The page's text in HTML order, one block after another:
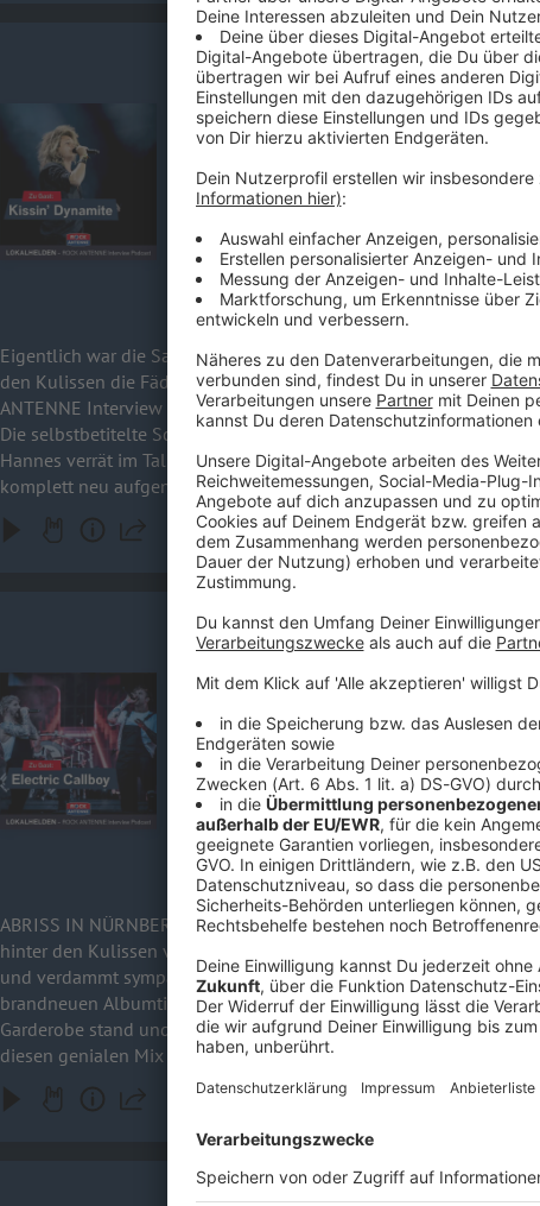
Audiotitel - Hannes Braun / KISSIN DYNAMITE
Hannes Braun / KISSIN DYNAMITE
Eigentlich war die Sache geritzt:
fortan nur noch hinter den Kulissen die
alles verändert! Im exklusiven ROCK
erscheint am 18. September 2026 –
warum das Album eine emotionale
komplett neu aufgenommenen Songs aus
der Sängersuche und hochkarätigen Feature-
euch bereit für den ultimativen, stilvollen
17.06.2026 10:05 / 15min
Eigentlich war die Sache geritzt: Frontmann Hannes Braun
den Kulissen die Fäden zu ziehen. Doch der hundertfache
ANTENNE Interview lässt Hannes die absolute Bombe platzen:
Die selbstbetitelte Scheibe Kissin' Dynamite erscheint am 18.
Hannes verrät im Talk, warum das Album eine emotionale
komplett neu aufgenommenen Songs aus der Vor-Stimmbruch-
hochkarätigen Feature-Gästen (wie DragonForce oder Saltatio Mortis) aussieht. Macht euch bereit für
Abschiedsknaller. Rock 'n' Roll- Brotherhood vom Feinsten! 🤘
Audiotitel - Kevin Ratajczak & Nico Sallach / ELECTRIC CALLBOY
Kevin Ratajczak & Nico Sallach / ELECTRIC
ABRISS IN NÜRNBERG! Electric Callboy im exklusiven Rock
von Electric Callboy hinter den Kulissen
nicht zu bremsen. Im gewohnt
Wie ein einziger, trockener Spruch von
Offspring-Frontmann Dexter Holland
die legendäre US-Venue Red Rocks im ersten Moment
Mix aus kreativer Zerstörung (inklusive
Roll-Wahnsinn rein! Boxen aufdrehen und
15.06.2026 13:13 / 18min
ABRISS IN NÜRNBERG! Electric Callboy im exklusiven Rock im Park Interview! Wir haben uns Kevin und
hinter den Kulissen von Rock im Park 2026 geschnappt! Die
und verdammt sympathischen Real-Talk-Modus packen sie aus:
brandneuen Albumtitel Tanzneid führte, warum The Offspring-
Garderobe stand und weshalb Kevin die legendäre US-Venue Red
diesen genialen Mix aus kreativer Zerstörung (inklusive Live-
Wahnsinn rein! Boxen aufdrehen und Abfahrt! 🤘
Campino / DIE TOTEN HOSEN